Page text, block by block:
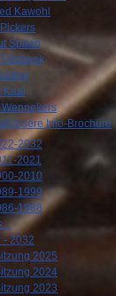
Kawohl
Spaan
Kaal
Wennekers
Unsere Info-Brochüre
2032
2021
2010
1999
1988
- 2032
2025
2024
2023